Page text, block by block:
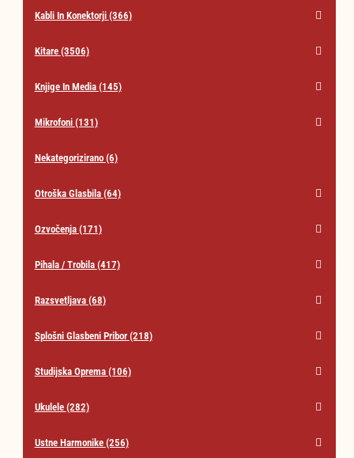
Kabli In Konektorji (366)
Kitare (3506)
Knjige In Media (145)
Mikrofoni (131)
Nekategorizirano (6)
Otroška Glasbila (64)
Ozvočenja (171)
Pihala / Trobila (417)
Razsvetljava (68)
Splošni Glasbeni Pribor (218)
Studijska Oprema (106)
Ukulele (282)
Ustne Harmonike (256)